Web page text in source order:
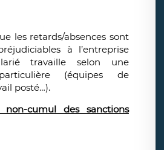
les retards/absences sont
à l’entreprise
travaille selon une
(équipes de
posté…).
cumul des sanctions